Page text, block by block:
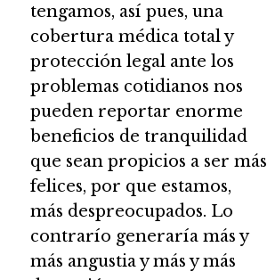
tengamos, así pues, una
cobertura médica total y
protección legal ante los
problemas cotidianos nos
pueden reportar enorme
beneficios de tranquilidad
que sean propicios a ser más
felices, por que estamos,
más despreocupados. Lo
contrarío generaría más y
más angustia y más y más